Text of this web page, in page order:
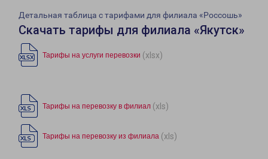
Детальная таблица с тарифами для филиала «Россошь»
Скачать тарифы для филиала «Якутск»
Тарифы на услуги перевозки (xlsx)
Тарифы на перевозку в филиал (xls)
Тарифы на перевозку из филиала (xls)